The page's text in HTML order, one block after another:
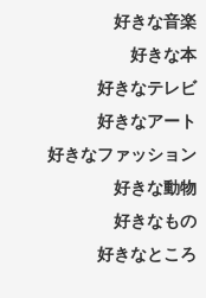
好きな音楽
好きな本
好きなテレビ
好きなアート
好きなファッション
好きな動物
好きなもの
好きなところ